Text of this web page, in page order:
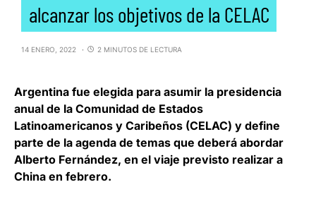
alcanzar los objetivos de la CELAC
14 ENERO, 2022 2 MINUTOS DE LECTURA
Argentina fue elegida para asumir la presidencia
anual de la Comunidad de Estados
Latinoamericanos y Caribeños (CELAC) y define
parte de la agenda de temas que deberá abordar
Alberto Fernández, en el viaje previsto realizar a
China en febrero.